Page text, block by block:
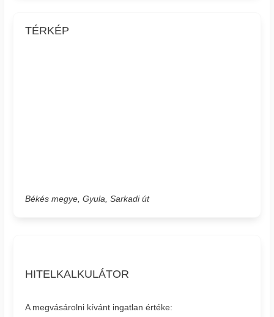
TÉRKÉP
Békés megye, Gyula, Sarkadi út
HITELKALKULÁTOR
A megvásárolni kívánt ingatlan értéke: